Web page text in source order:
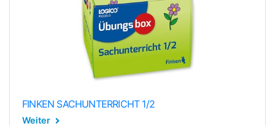
FINKEN SACHUNTERRICHT 1/2
Weiter